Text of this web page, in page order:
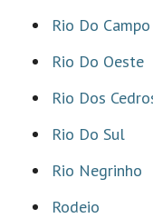
Rio Do Campo
Rio Do Oeste
Rio Dos
Rio Do Sul
Rio Negrinho
Rodeio